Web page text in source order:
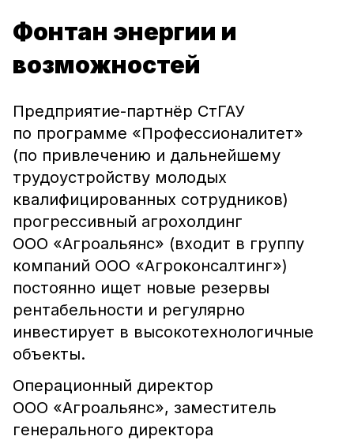
Фонтан энергии и
возможностей
Предприятие-партнёр СтГАУ
по программе «Профессионалитет»
(по привлечению и дальнейшему
трудоустройству молодых
квалифицированных сотрудников)
прогрессивный агрохолдинг
ООО «Агроальянс» (входит в группу
компаний ООО «Агроконсалтинг»)
постоянно ищет новые резервы
рентабельности и регулярно
инвестирует в высокотехнологичные
объекты.
Операционный директор
ООО «Агроальянс», заместитель
генерального директора